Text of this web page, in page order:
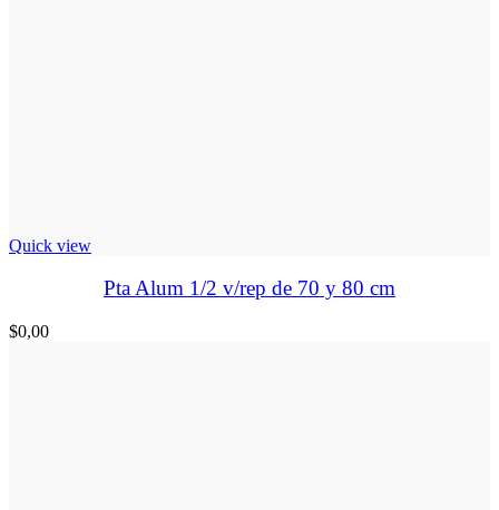
Quick view
Pta Alum 1/2 v/rep de 70 y 80 cm
$0,00